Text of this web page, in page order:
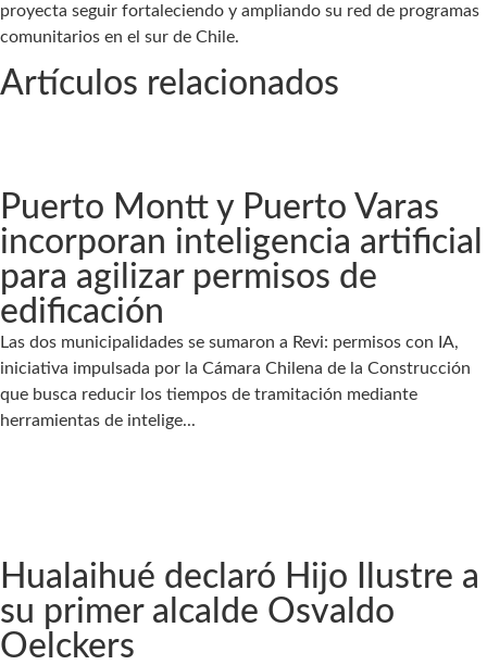
proyecta seguir fortaleciendo y ampliando su red de programas
comunitarios en el sur de Chile.
Artículos relacionados
Puerto Montt y Puerto Varas
incorporan inteligencia artificial
para agilizar permisos de
edificación
Las dos municipalidades se sumaron a Revi: permisos con IA,
iniciativa impulsada por la Cámara Chilena de la Construcción
que busca reducir los tiempos de tramitación mediante
herramientas de intelige...
Hualaihué declaró Hijo Ilustre a
su primer alcalde Osvaldo
Oelckers